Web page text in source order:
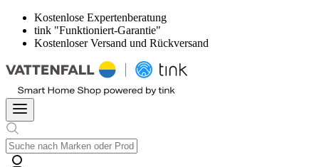
Kostenlose Expertenberatung
tink "Funktioniert-Garantie"
Kostenloser Versand und Rückversand